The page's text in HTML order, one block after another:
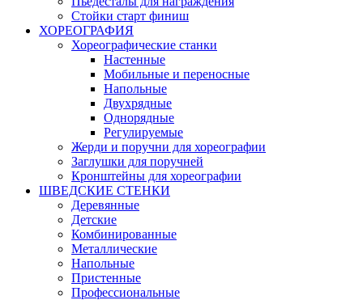
Стойки старт финиш
ХОРЕОГРАФИЯ
Хореографические станки
Настенные
Мобильные и переносные
Напольные
Двухрядные
Однорядные
Регулируемые
Жерди и поручни для хореографии
Заглушки для поручней
Кронштейны для хореографии
ШВЕДСКИЕ СТЕНКИ
Деревянные
Детские
Комбинированные
Металлические
Напольные
Пристенные
Профессиональные